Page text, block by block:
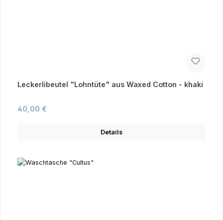
Leckerlibeutel "Lohntüte" aus Waxed Cotton - khaki
Regulärer Preis:
40,00 €
Details